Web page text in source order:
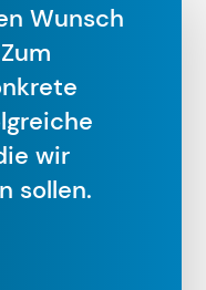
Wunsch
wir
sollen.